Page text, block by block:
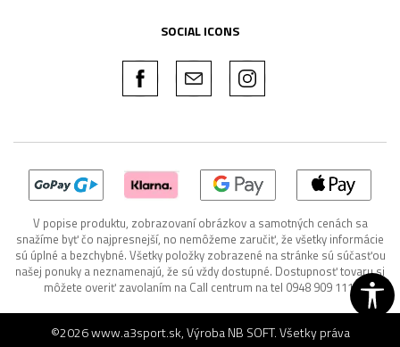
SOCIAL ICONS
V popise produktu, zobrazovaní obrázkov a samotných cenách sa
snažíme byť čo najpresnejší, no nemôžeme zaručiť, že všetky informácie
sú úplné a bezchybné. Všetky položky zobrazené na stránke sú súčasťou
našej ponuky a neznamenajú, že sú vždy dostupné. Dostupnosť tovaru si
môžete overiť zavolaním na Call centrum na tel 0948 909 111.
©2026www.a3sport.sk, VýrobaNB SOFT. Všetky práva